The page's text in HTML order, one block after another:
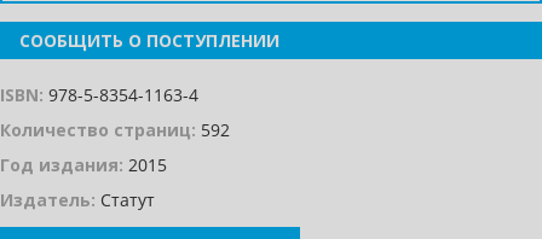
СООБЩИТЬ О ПОСТУПЛЕНИИ
ISBN: 978-5-8354-1163-4
Количество страниц: 592
Год издания: 2015
Издатель: Статут